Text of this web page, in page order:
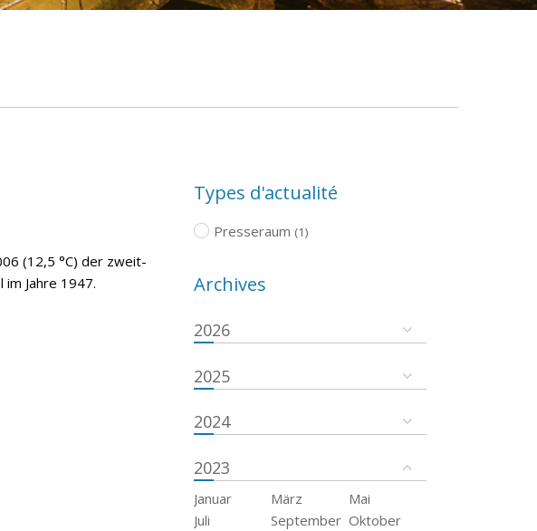
(12,5 °C) der zweit-
Jahre 1947.
Types d'actualité
Presseraum (1)
Archives
2026
2025
2024
2023
Januar März
Mai
Juli
September Oktober